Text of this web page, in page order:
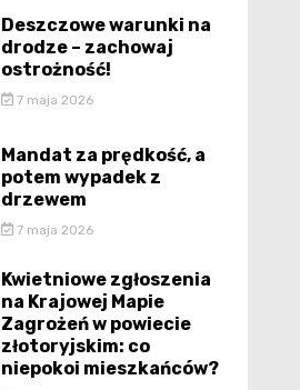
Deszczowe warunki na
drodze – zachowaj
ostrożność!
7 maja 2026
Mandat za prędkość, a
potem wypadek z
drzewem
7 maja 2026
Kwietniowe zgłoszenia
na Krajowej Mapie
Zagrożeń w powiecie
złotoryjskim: co
niepokoi mieszkańców?